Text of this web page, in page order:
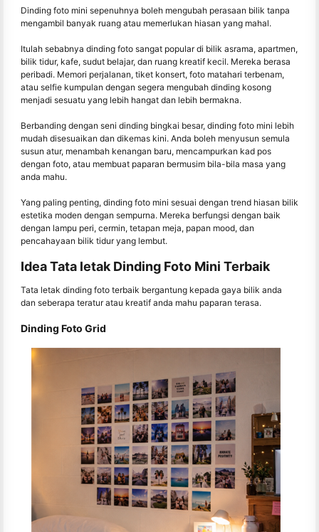
Dinding foto mini sepenuhnya boleh mengubah perasaan bilik tanpa
mengambil banyak ruang atau memerlukan hiasan yang mahal.
Itulah sebabnya dinding foto sangat popular di bilik asrama, apartmen,
bilik tidur, kafe, sudut belajar, dan ruang kreatif kecil. Mereka berasa
peribadi. Memori perjalanan, tiket konsert, foto matahari terbenam,
atau selfie kumpulan dengan segera mengubah dinding kosong
menjadi sesuatu yang lebih hangat dan lebih bermakna.
Berbanding dengan seni dinding bingkai besar, dinding foto mini lebih
mudah disesuaikan dan dikemas kini. Anda boleh menyusun semula
susun atur, menambah kenangan baru, mencampurkan kad pos
dengan foto, atau membuat paparan bermusim bila-bila masa yang
anda mahu.
Yang paling penting, dinding foto mini sesuai dengan trend hiasan bilik
estetika moden dengan sempurna. Mereka berfungsi dengan baik
dengan lampu peri, cermin, tetapan meja, papan mood, dan
pencahayaan bilik tidur yang lembut.
Idea Tata letak Dinding Foto Mini Terbaik
Tata letak dinding foto terbaik bergantung kepada gaya bilik anda
dan seberapa teratur atau kreatif anda mahu paparan terasa.
Dinding Foto Grid